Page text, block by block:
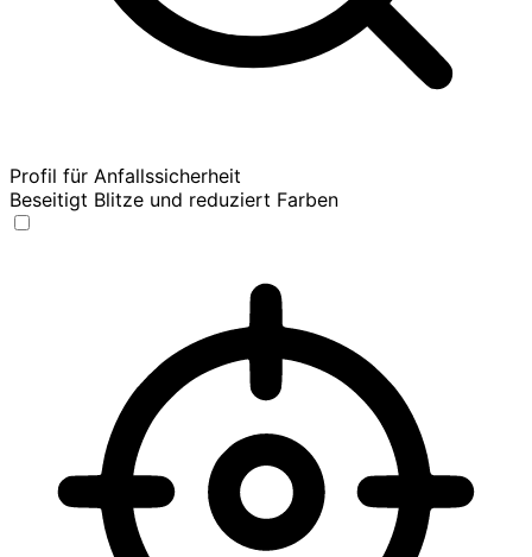
Profil für Anfallssicherheit
Beseitigt Blitze und reduziert Farben